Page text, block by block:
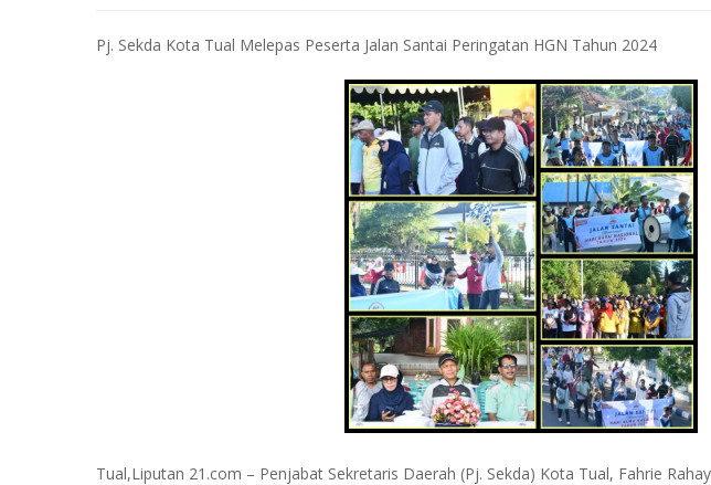
Pj. Sekda Kota Tual Melepas Peserta Jalan Santai Peringatan HGN Tahun 2024
Tual,Liputan 21.com – Penjabat Sekretaris Daerah (Pj. Sekda) Kota Tual, Fahrie